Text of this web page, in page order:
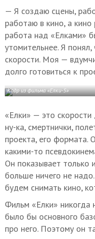
— Я создаю сцены,
работаю в кино, а
работа над «Елками»
утомительнее. Я
скорости. Моя —
долго готовиться к
Кадр из фильма «Елки-5»
«Елки» — это скорости
ну-ка, смертнички,
проекта, его формата.
какими-то
Он показывает
больше ничего не
будем снимать кино,
Фильм «Елки» никогда
было бы основного
про него. Поэтому он